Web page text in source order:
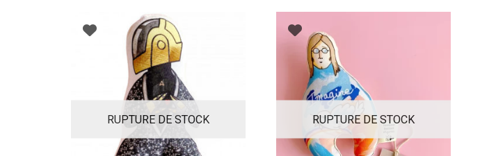
RUPTURE DE STOCK RUPTURE DE STOCK